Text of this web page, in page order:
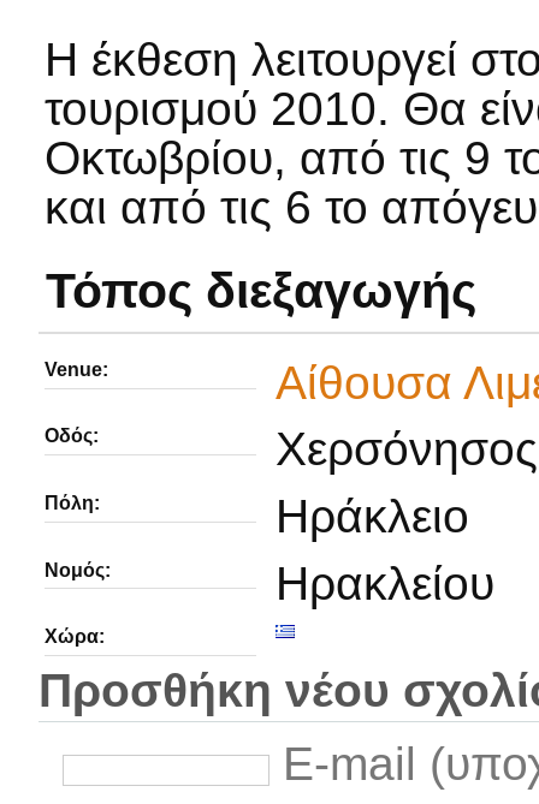
Η έκθεση λειτουργεί
τουρισμού 2010. Θα
Οκτωβρίου, από τις 9
και από τις 6 το
Τόπος διεξαγωγής
Venue: Αίθουσα
Οδός: Χερσόνησος
Πόλη: Ηράκλειο
Νομός: Ηρακλείου
Χώρα:
Προσθήκη νέου
E-mail